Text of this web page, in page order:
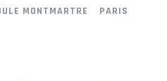
MONTMARTRE
PARIS